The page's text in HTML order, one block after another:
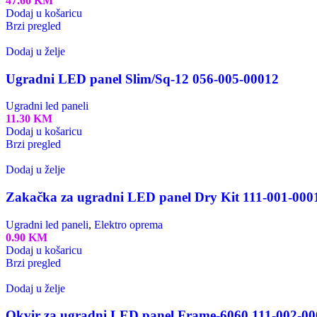
Dodaj u košaricu
Brzi pregled
Dodaj u želje
Ugradni LED panel Slim/Sq-12 056-005-00012
Ugradni led paneli
11.30 KM
Dodaj u košaricu
Brzi pregled
Dodaj u želje
Zakačka za ugradni LED panel Dry Kit 111-001-
Ugradni led paneli, Elektro oprema
0.90 KM
Dodaj u košaricu
Brzi pregled
Dodaj u želje